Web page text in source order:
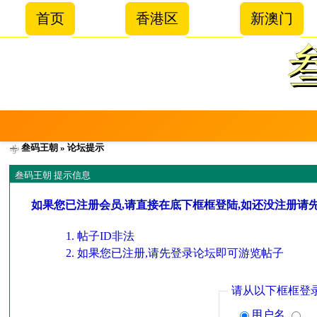
首页 香港区 新澳门
叁码王朝 » 论坛提示
叁码王朝 提示信息
如果您已注册会员,请直接在底下框框登陆,如还没注册请
帖子ID非法
如果您已注册,请先登录论坛即可游览帖子
请从以下框框登
用户名